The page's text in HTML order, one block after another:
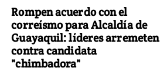
Rompen acuerdo con el
correísmo para Alcaldía de
Guayaquil: líderes arremeten
contra candidata
"chimbadora"